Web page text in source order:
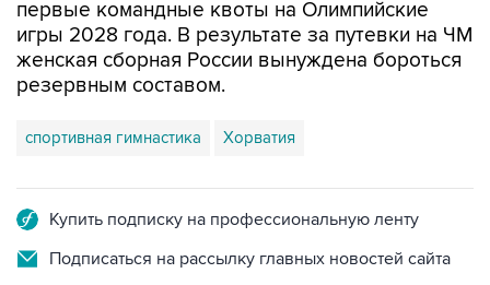
первые командные квоты на Олимпийские
игры 2028 года. В результате за путевки на ЧМ
женская сборная России вынуждена бороться
резервным составом.
спортивная гимнастика Хорватия
Купить подписку на профессиональную ленту
Подписаться на рассылку главных новостей сайта